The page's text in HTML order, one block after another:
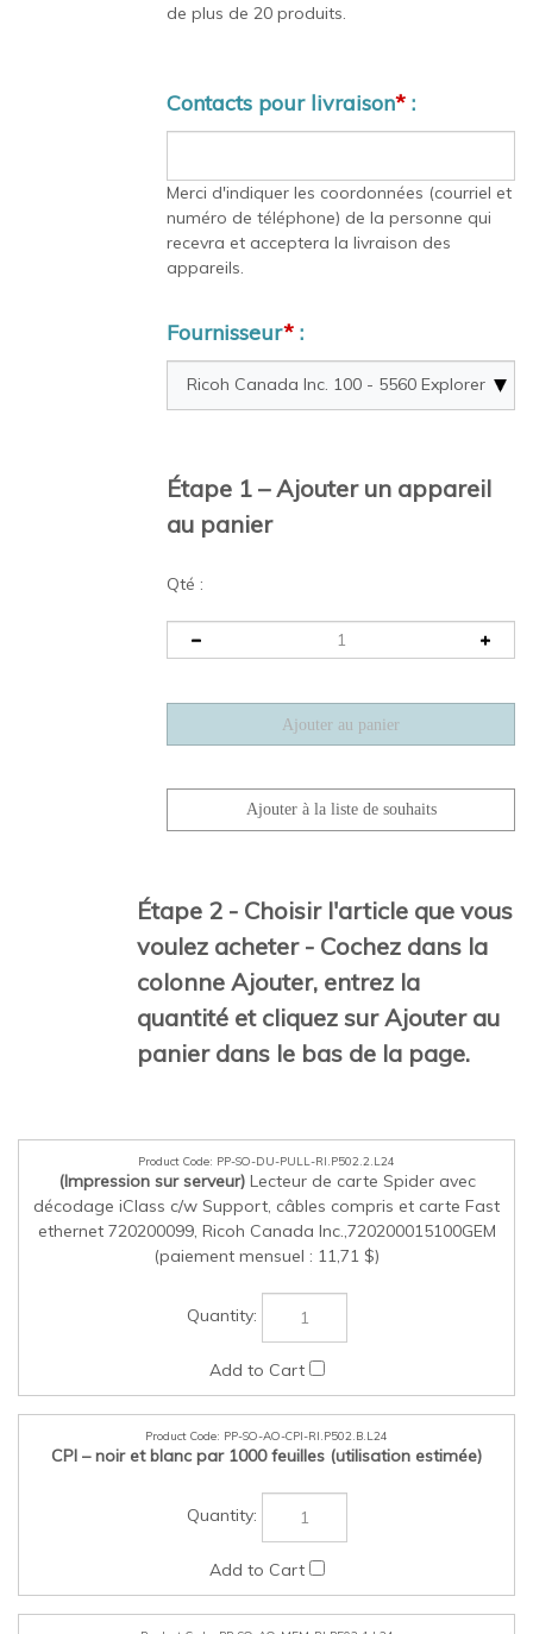
de plus de 20 produits.
Contacts pour livraison* :
Merci d'indiquer les coordonnées (courriel et
numéro de téléphone) de la personne qui
recevra et acceptera la livraison des
appareils.
Fournisseur* :
Étape 1 – Ajouter un appareil
au panier
Qté :
Étape 2 - Choisir l'article que vous
voulez acheter - Cochez dans la
colonne Ajouter, entrez la
quantité et cliquez sur Ajouter au
panier dans le bas de la page.
PP-SO-DU-PULL-RI.P502.2.L24
(Impression sur serveur)Lecteur de carte Spider avec
décodage iClass c/w Support, câbles compris et carte Fast
ethernet 720200099, Ricoh Canada Inc.,720200015100GEM
(paiement mensuel : 11,71 $)​​​​​​​
Option de lecteur de disque dur type P18, Ricoh Canada